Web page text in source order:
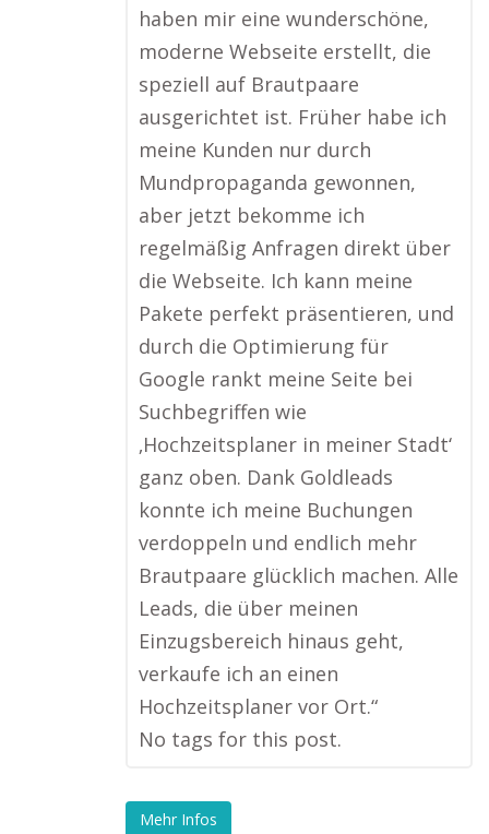
haben mir eine wunderschöne,
moderne Webseite erstellt, die
speziell auf Brautpaare
ausgerichtet ist. Früher habe ich
meine Kunden nur durch
Mundpropaganda gewonnen,
aber jetzt bekomme ich
regelmäßig Anfragen direkt über
die Webseite. Ich kann meine
Pakete perfekt präsentieren, und
durch die Optimierung für
Google rankt meine Seite bei
Suchbegriffen wie
‚Hochzeitsplaner in meiner Stadt‘
ganz oben. Dank Goldleads
konnte ich meine Buchungen
verdoppeln und endlich mehr
Brautpaare glücklich machen. Alle
Leads, die über meinen
Einzugsbereich hinaus geht,
verkaufe ich an einen
Hochzeitsplaner vor Ort.“
No tags for this post.
Mehr Infos